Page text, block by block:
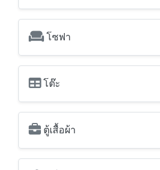
โซฟา
โต๊ะ
ตู้เสื้อผ้า